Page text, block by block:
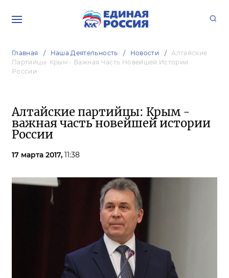
Главная Наша Деятельность Новости
Алтайские
Партийцы: Крым - Важная Часть Новейшей Истории
России
Алтайские партийцы: Крым -
важная часть новейшей истории
России
17 марта 2017, 11:38